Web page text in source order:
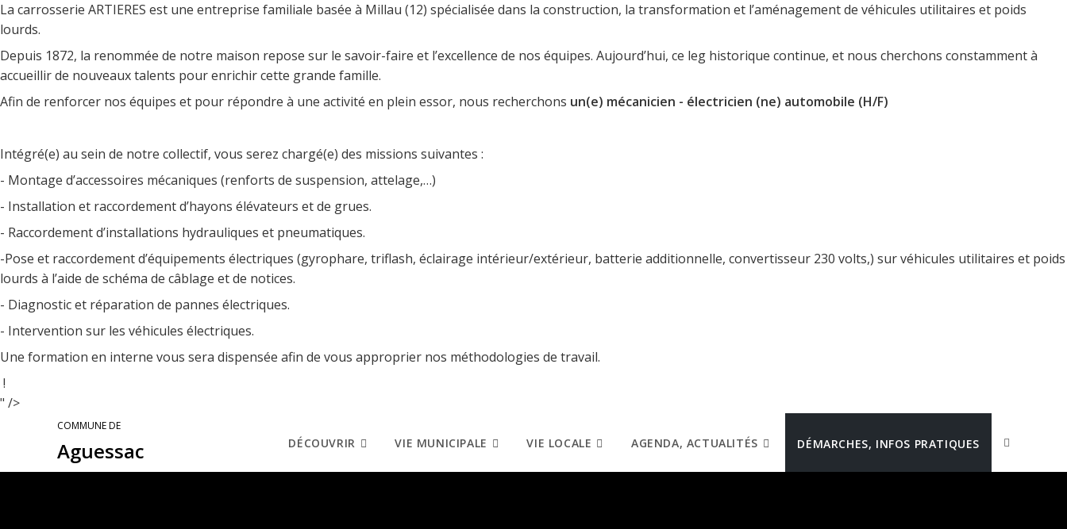
La carrosserie ARTIERES est une entreprise familiale basée à Millau (12) spécialisée dans la construction, la transformation et l’aménagement de véhicules utilitaires et poids
lourds.
Depuis 1872, la renommée de notre maison repose sur le savoir-faire et l’excellence de nos équipes. Aujourd’hui, ce leg historique continue, et nous cherchons constamment à
accueillir de nouveaux talents pour enrichir cette grande famille.
Afin de renforcer nos équipes et pour répondre à une activité en plein essor, nous recherchons un(e) mécanicien - électricien (ne) automobile (H/F)
Intégré(e) au sein de notre collectif, vous serez chargé(e) des missions suivantes :
- Montage d’accessoires mécaniques (renforts de suspension, attelage,…)
- Installation et raccordement d’hayons élévateurs et de grues.
- Raccordement d’installations hydrauliques et pneumatiques.
-Pose et raccordement d’équipements électriques (gyrophare, triflash, éclairage intérieur/extérieur, batterie additionnelle, convertisseur 230 volts,) sur véhicules utilitaires et poids
lourds à l’aide de schéma de câblage et de notices.
- Diagnostic et réparation de pannes électriques.
- Intervention sur les véhicules électriques.
Une formation en interne vous sera dispensée afin de vous approprier nos méthodologies de travail.
!
" />
COMMUNE DE
Aguessac DÉCOUVRIR VIE MUNICIPALE VIE LOCALE AGENDA, ACTUALITÉS DÉMARCHES, INFOS PRATIQUES